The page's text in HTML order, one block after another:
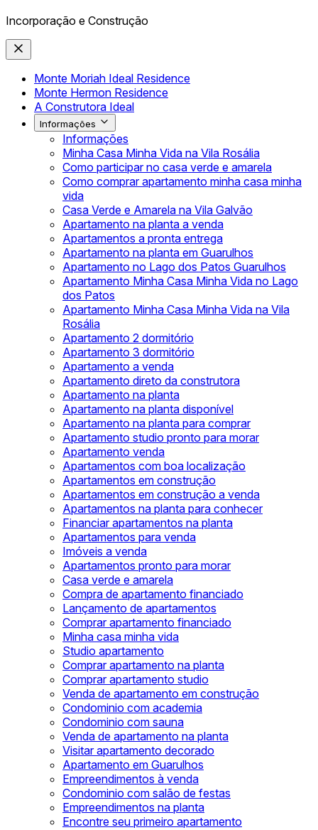
Incorporação e Construção
Monte Moriah Ideal Residence
Monte Hermon Residence
A Construtora Ideal
Informações
Informações
Minha Casa Minha Vida na Vila Rosália
Como participar no casa verde e amarela
Como comprar apartamento minha casa minha
vida
Casa Verde e Amarela na Vila Galvão
Apartamento na planta a venda
Apartamentos a pronta entrega
Apartamento na planta em Guarulhos
Apartamento no Lago dos Patos Guarulhos
Apartamento Minha Casa Minha Vida no Lago
dos Patos
Apartamento Minha Casa Minha Vida na Vila
Rosália
Apartamento 2 dormitório
Apartamento 3 dormitório
Apartamento a venda
Apartamento direto da construtora
Apartamento na planta
Apartamento na planta disponível
Apartamento na planta para comprar
Apartamento studio pronto para morar
Apartamento venda
Apartamentos com boa localização
Apartamentos em construção
Apartamentos em construção a venda
Apartamentos na planta para conhecer
Financiar apartamentos na planta
Apartamentos para venda
Imóveis a venda
Apartamentos pronto para morar
Casa verde e amarela
Compra de apartamento financiado
Lançamento de apartamentos
Comprar apartamento financiado
Minha casa minha vida
Studio apartamento
Comprar apartamento na planta
Comprar apartamento studio
Venda de apartamento em construção
Condominio com academia
Condominio com sauna
Venda de apartamento na planta
Visitar apartamento decorado
Apartamento em Guarulhos
Empreendimentos à venda
Condominio com salão de festas
Empreendimentos na planta
Encontre seu primeiro apartamento